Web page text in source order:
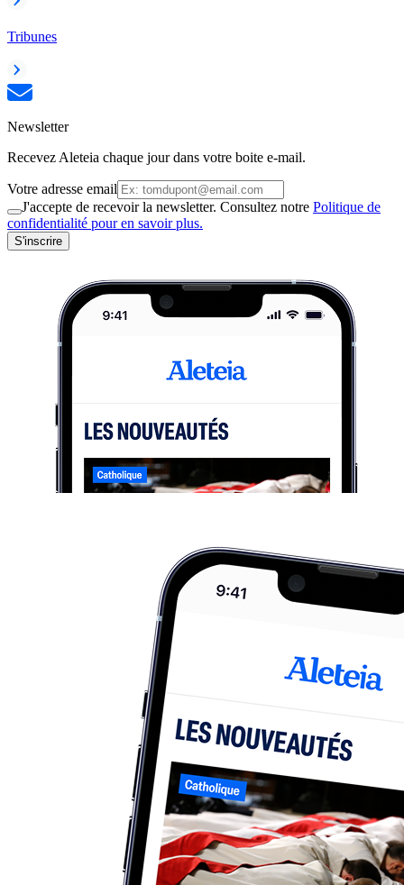
Tribunes
Newsletter
Recevez Aleteia chaque jour dans votre boite e-mail.
Votre adresse email
J'accepte de recevoir la newsletter. Consultez notre Politique de
confidentialité pour en savoir plus.
S'inscrire